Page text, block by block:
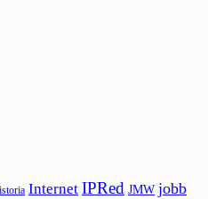
Internet IPRed JMW jobb